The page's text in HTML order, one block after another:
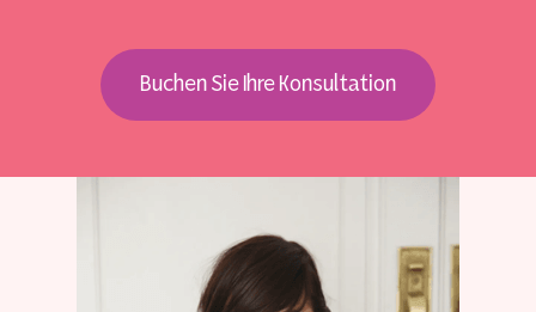
Buchen Sie Ihre Konsultation